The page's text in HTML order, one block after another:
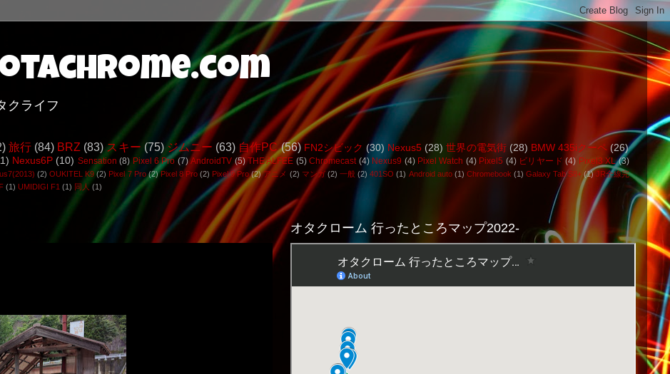
otachrome.com
クライフ
旅行 (84) BRZ (83) スキー (75) ジムニー (63) 自作PC (56) FN2シビック (30) Nexus5 (28) 世界の電気街 (28) BMW 435iクーペ (26)
Nexus6P (10) Sensation (8) Pixel 6 Pro (7) AndroidTV (5) THE ALFEE (5) Chromecast (4) Nexus9 (4) Pixel Watch (4) Pixel5 (4) ビリヤード (4) Pixel3 XL (3)
(2) OUKITEL K9 (2) Pixel 7 Pro (2) Pixel 8 Pro (2) Pixel 9 Pro (2) アニメ (2) マンガ (2) 一般 (2) 401SO (1) Android auto (1) Chromebook (1) Galaxy Tab S8+ (1) JR全線完
(1) UMIDIGI F1 (1) 同人 (1)
オタクローム 行ったところマップ2022-